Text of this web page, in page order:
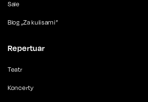
Sale
Blog „Za kulisami”
Repertuar
Teatr
Koncerty